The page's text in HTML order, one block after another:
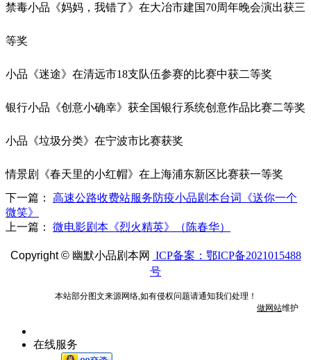
禁毒小品《妈妈，我错了》在大冶市建国70周年晚会演出获三
等奖
小品《迷途》在清远市18支队伍参赛的比赛中获二等奖
银行小品《创意小确幸》获全国银行系统创意作品比赛二等奖
小品《垃圾分类》在宁波市比赛获奖
情景剧《春天里的小红帽》在上海浦东新区比赛获一等奖
下一篇：
高速公路收费站服务防疫小品剧本台词《送你一个
微笑》
上一篇：
微电影剧本《烈火精英》（陈春华）
Copyright © 幽默小品剧本网
ICP备案：鄂ICP备2021015488
号
本站部分图文来源网络,如有侵权问题请通知我们处理！
做网站维护
在线服务